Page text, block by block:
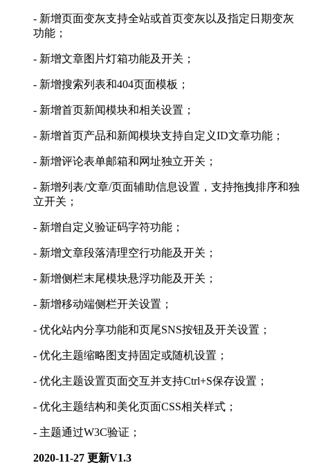
- 新增页面变灰支持全站或首页变灰以及指定日期变灰
功能；
- 新增文章图片灯箱功能及开关；
- 新增搜索列表和404页面模板；
- 新增首页新闻模块和相关设置；
- 新增首页产品和新闻模块支持自定义ID文章功能；
- 新增评论表单邮箱和网址独立开关；
- 新增列表/文章/页面辅助信息设置，支持拖拽排序和独
立开关；
- 新增自定义验证码字符功能；
- 新增文章段落清理空行功能及开关；
- 新增侧栏末尾模块悬浮功能及开关；
- 新增移动端侧栏开关设置；
- 优化站内分享功能和页尾SNS按钮及开关设置；
- 优化主题缩略图支持固定或随机设置；
- 优化主题设置页面交互并支持Ctrl+S保存设置；
- 优化主题结构和美化页面CSS相关样式；
- 主题通过W3C验证；
2020-11-27 更新V1.3